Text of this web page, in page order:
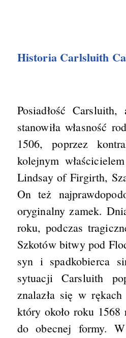
Historia Carlsluith
Posiadłość
stanowiła własność
1506, poprzez
kolejnym
Lindsay of Firgirth,
On też
oryginalny zamek.
roku, podczas
Szkotów bitwy pod
syn i spadkobierca
sytuacji Carsluith
znalazła się w
który około roku 1568
do obecnej formy.